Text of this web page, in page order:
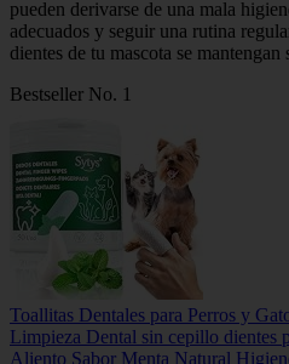
pueden derivarse de una mala
adecuados y seguir una rutina
dientes de tu mascota se mantengan
Bestseller No. 1
Toallitas Dentales para Perros y
Limpieza Dental sin cepillo dientes
Aliento Sabor Menta Natural